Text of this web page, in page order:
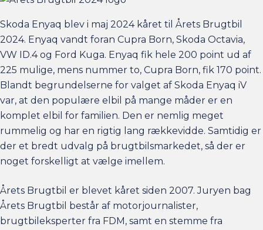
Skoda Enyaq blev i maj 2024 kåret til Årets Brugtbil
2024. Enyaq vandt foran Cupra Born, Skoda Octavia,
VW ID.4 og Ford Kuga. Enyaq fik hele 200 point ud af
225 mulige, mens nummer to, Cupra Born, fik 170 point.
Blandt begrundelserne for valget af Skoda Enyaq iV
var, at den populære elbil på mange måder er en
komplet elbil for familien. Den er nemlig meget
rummelig og har en rigtig lang rækkevidde. Samtidig er
der et bredt udvalg på brugtbilsmarkedet, så der er
noget forskelligt at vælge imellem.
Årets Brugtbil er blevet kåret siden 2007. Juryen bag
Årets Brugtbil består af motorjournalister,
brugtbileksperter fra FDM, samt en stemme fra